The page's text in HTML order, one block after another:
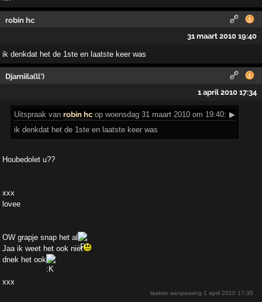
robin hc
31 maart 2010 19:40
ik denkdat het de 1ste en laatste keer was
Djamiila(ll')
1 april 2010 17:34
Uitspraak vanrobin hc op woensdag 31 maart 2010 om 19:40: ▶
ik denkdat het de 1ste en laatste keer was
Houbedolet u??
xxx
lovee
OW grapje snap het al
Jaa ik weet het ook niet
dnek het ook
xxx
laatste aanpassing 1 april 2010 17:35